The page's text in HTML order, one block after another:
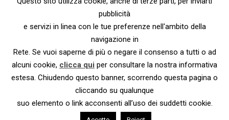
Proprietà letteraria riservata – vietata la riproduzione senza l’espresso
consenso dell’autore.
Privacy Policy e Cookie Policy
Informativa ai sensi del Reg. UE
© 2023 – Susanna De Ciechi.
pubblicità
e servizi in linea con le tue preferenze nell'ambito della
navigazione in
Rete. Se vuoi saperne di più o negare il consenso a tutti o ad
alcuni cookie, clicca qui per consultare la nostra informativa
estesa. Chiudendo questo banner, scorrendo questa pagina o
cliccando su qualunque
suo elemento o link acconsenti all’uso dei suddetti cookie.